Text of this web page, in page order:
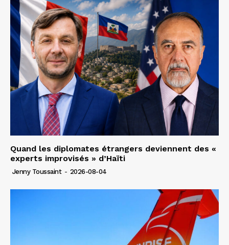
Quand les diplomates étrangers deviennent des «
experts improvisés » d’Haïti
Jenny Toussaint - 2026-08-04